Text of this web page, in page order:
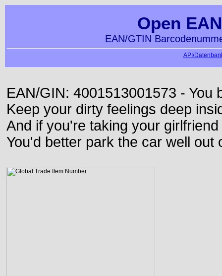
Open
EAN/GTIN
API/
EAN/GIN: 4001513001573 - You
Keep your dirty feelings deep
And if you're taking your
You'd better park the car well out